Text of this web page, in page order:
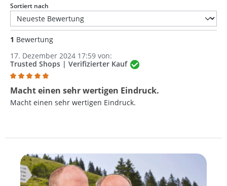
Sortiert nach
1 Bewertung
17. Dezember 2024 17:59 von:
Trusted Shops | Verifizierter Kauf
Bewertung mit 5 von 5 Sternen
Macht einen sehr wertigen Eindruck.
Macht einen sehr wertigen Eindruck.